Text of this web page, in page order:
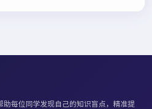
每位同学发现自己的知识盲点，精准提